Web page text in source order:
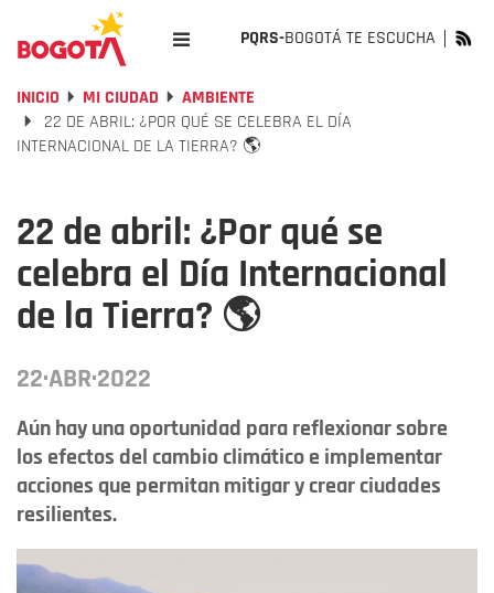
PQRS-BOGOTÁ TE ESCUCHA
INICIO MI CIUDAD
AMBIENTE
22 DE ABRIL: ¿POR QUÉ SE CELEBRA EL DÍA
INTERNACIONAL DE LA TIERRA? 🌎
22 de abril: ¿Por qué se
celebra el Día Internacional
de la Tierra? 🌎
22·ABR·2022
Aún hay una oportunidad para reflexionar sobre
los efectos del cambio climático e implementar
acciones que permitan mitigar y crear ciudades
resilientes.